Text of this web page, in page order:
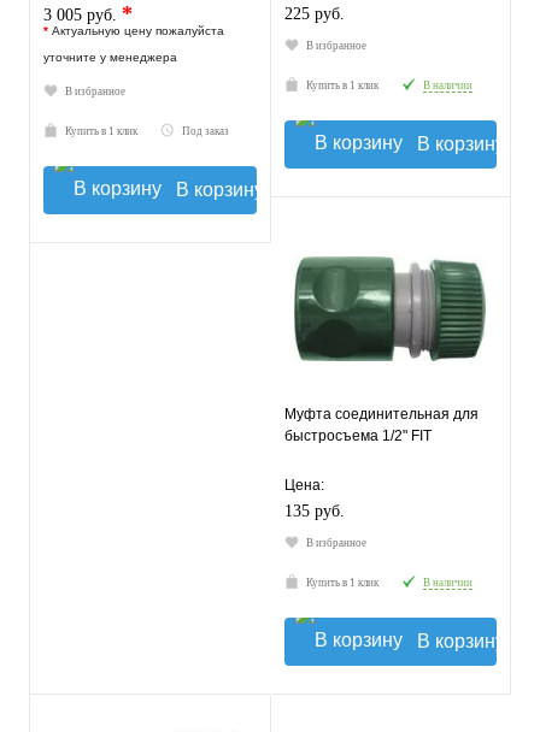
3 005 руб. *
* Актуальную цену пожалуйста
уточните у менеджера
В избранное
Купить в 1 клик Под заказ
В корзину
225 руб.
В избранное
Купить в 1 клик В наличии
В корзину
Муфта соединительная для
быстросъема 1/2" FIT
Цена:
135 руб.
В избранное
Купить в 1 клик В наличии
В корзину